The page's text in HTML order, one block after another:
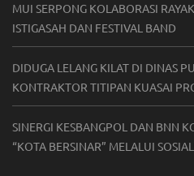
MUI SERPONG KOLABORASI
ISTIGASAH DAN FESTIVAL BAND
DIDUGA LELANG KILAT DI DINAS
KONTRAKTOR TITIPAN KUASAI
SINERGI KESBANGPOL DAN BNN
“KOTA BERSINAR” MELALUI